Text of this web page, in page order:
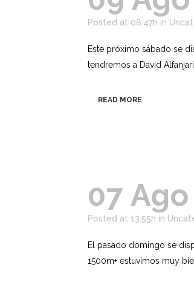
Posted at 08:47h in
Este próximo sábado se
tendremos a David
READ MORE
07 Ago
Posted at 13:55h in
El pasado domingo se
1500m+ estuvimos muy